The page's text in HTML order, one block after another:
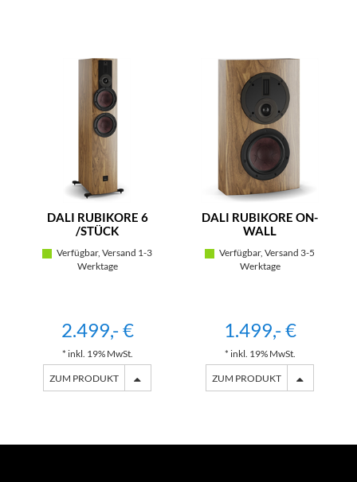
DALI RUBIKORE 6
/STÜCK
Verfügbar, Versand 1-3
Werktage
2.499,- €
* inkl. 19% MwSt.
ZUM PRODUKT
DALI RUBIKORE ON-
WALL
Verfügbar, Versand 3-5
Werktage
1.499,- €
* inkl. 19% MwSt.
ZUM PRODUKT